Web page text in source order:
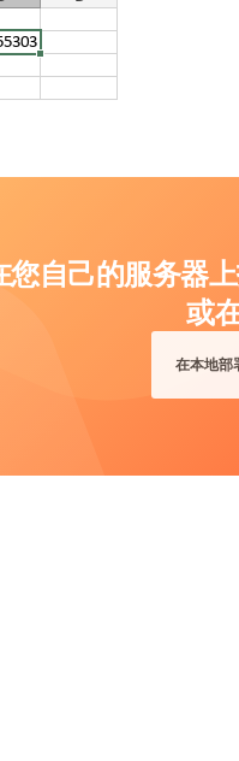
您自己的服务器
或
在本地部